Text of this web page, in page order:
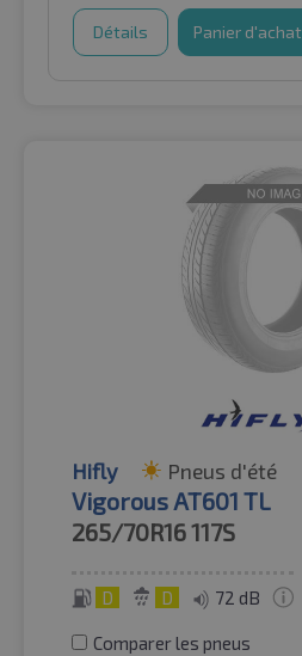
Détails Panier d'achat
Hifly Pneus d'été
Vigorous AT601 TL
265/70R16117S
D D 72 dB
Comparer les pneus